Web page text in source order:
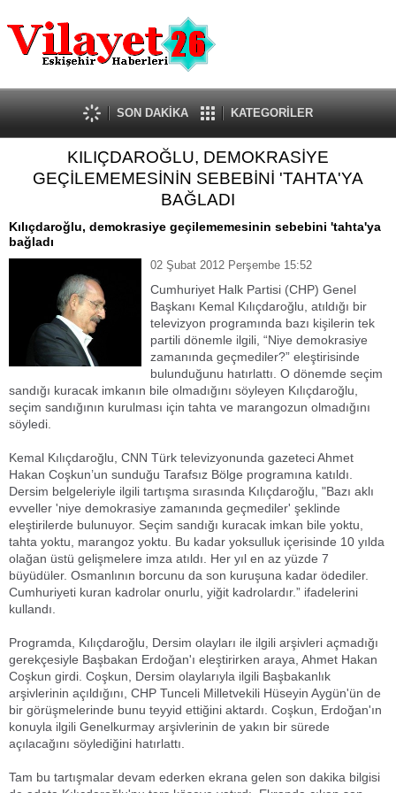
Güncel
Ekonomi
Politika
Eğitim
Spor
Kültür-Sanat
Dünya
Tanıtım Yazısı
SON DAKİKA KATEGORİLER
KILIÇDAROĞLU, DEMOKRASİYE
GEÇİLEMEMESİNİN SEBEBİNİ 'TAHTA'YA
BAĞLADI
Kılıçdaroğlu, demokrasiye geçilememesinin sebebini 'tahta'ya
bağladı
02 Şubat 2012 Perşembe 15:52
Cumhuriyet Halk Partisi (CHP) Genel
Başkanı Kemal Kılıçdaroğlu, atıldığı bir
televizyon programında bazı kişilerin tek
partili dönemle ilgili, “Niye demokrasiye
zamanında geçmediler?” eleştirisinde
bulunduğunu hatırlattı. O dönemde seçim
sandığı kuracak imkanın bile olmadığını söyleyen Kılıçdaroğlu,
seçim sandığının kurulması için tahta ve marangozun olmadığını
söyledi.
Kemal Kılıçdaroğlu, CNN Türk televizyonunda gazeteci Ahmet
Hakan Coşkun’un sunduğu Tarafsız Bölge programına katıldı.
Dersim belgeleriyle ilgili tartışma sırasında Kılıçdaroğlu, "Bazı aklı
evveller 'niye demokrasiye zamanında geçmediler' şeklinde
eleştirilerde bulunuyor. Seçim sandığı kuracak imkan bile yoktu,
tahta yoktu, marangoz yoktu. Bu kadar yoksulluk içerisinde 10 yılda
olağan üstü gelişmelere imza atıldı. Her yıl en az yüzde 7
büyüdüler. Osmanlının borcunu da son kuruşuna kadar ödediler.
Cumhuriyeti kuran kadrolar onurlu, yiğit kadrolardır.” ifadelerini
kullandı.
Programda, Kılıçdaroğlu, Dersim olayları ile ilgili arşivleri açmadığı
gerekçesiyle Başbakan Erdoğan'ı eleştirirken araya, Ahmet Hakan
Coşkun girdi. Coşkun, Dersim olaylarıyla ilgili Başbakanlık
arşivlerinin açıldığını, CHP Tunceli Milletvekili Hüseyin Aygün'ün de
bir görüşmelerinde bunu teyyid ettiğini aktardı. Coşkun, Erdoğan'ın
konuyla ilgili Genelkurmay arşivlerinin de yakın bir sürede
açılacağını söylediğini hatırlattı.
Tam bu tartışmalar devam ederken ekrana gelen son dakika bilgisi